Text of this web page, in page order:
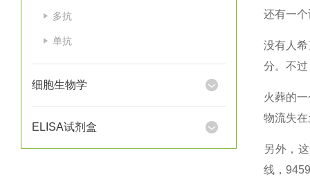
多抗
单抗
细胞生物学
ELISA试剂盒
还有一
没有人
分。不
火葬的
物流失
另外，
线，